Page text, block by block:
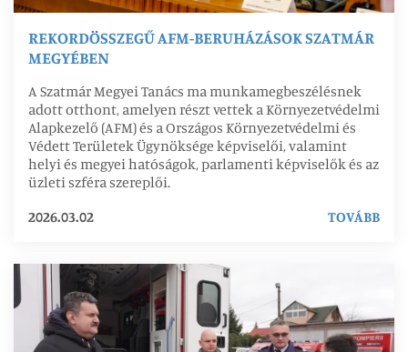
REKORDÖSSZEGŰ AFM-BERUHÁZÁSOK SZATMÁR
MEGYÉBEN
A Szatmár Megyei Tanács ma munkamegbeszélésnek
adott otthont, amelyen részt vettek a Környezetvédelmi
Alapkezelő (AFM) és a Országos Környezetvédelmi és
Védett Területek Ügynöksége képviselői, valamint
helyi és megyei hatóságok, parlamenti képviselők és az
üzleti szféra szereplői.
2026.03.02
TOVÁBB